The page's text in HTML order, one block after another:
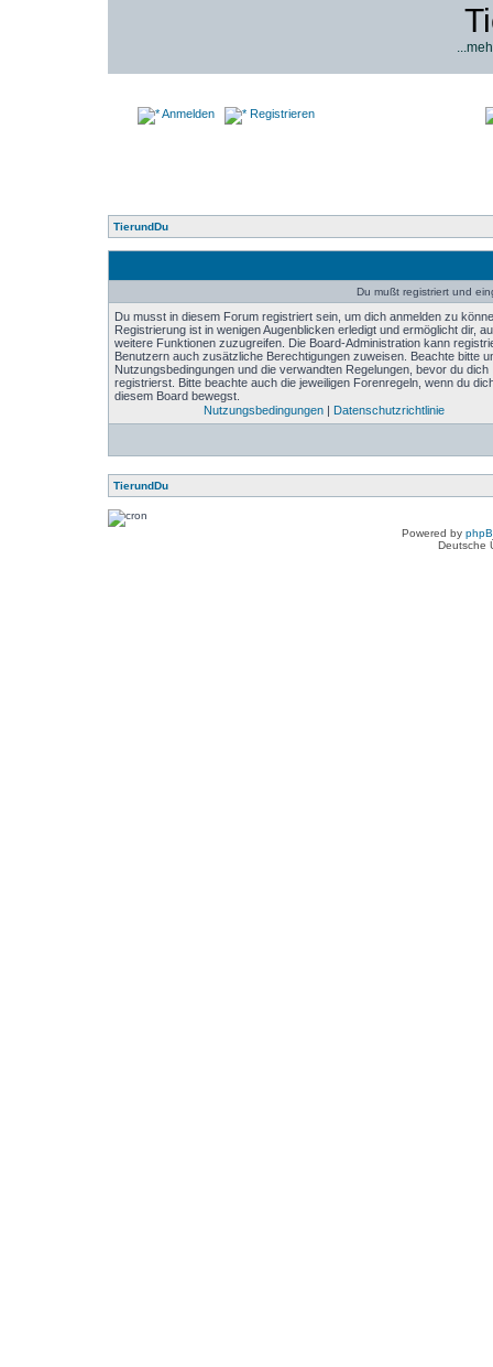
Anmelden Registrieren
TierundDu
Du mußt registriert und
Du musst in diesem Forum registriert sein, um dich anmelden zu
Registrierung ist in wenigen Augenblicken erledigt und ermöglicht dir,
weitere Funktionen zuzugreifen. Die Board-Administration kann
Benutzern auch zusätzliche Berechtigungen zuweisen. Beachte bitte
Nutzungsbedingungen und die verwandten Regelungen, bevor du dich
registrierst. Bitte beachte auch die jeweiligen Forenregeln, wenn du
diesem Board bewegst.
Nutzungsbedingungen| Datenschutzrichtlinie
TierundDu
Powered by
Deutsche